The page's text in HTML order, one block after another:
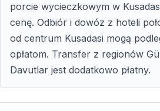
Odpowiednie dla
Nurkowania
Nie jest wymagane wcześniejsze
Programy wprowadzające skupiają
bezpieczeństwie i pozytywnych
porcie wycieczkowym w
cenę. Odbiór i dowóz z hoteli
od centrum Kusadasi mogą
opłatom. Transfer z regionów
Davutlar jest dodatkowo płatny.